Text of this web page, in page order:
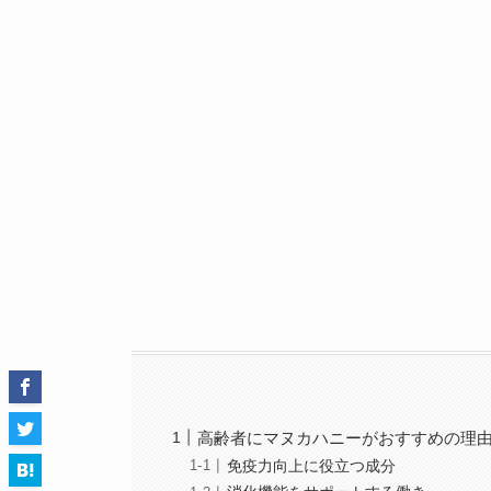
高齢者にマヌカハニーがおすすめの理
免疫力向上に役立つ成分